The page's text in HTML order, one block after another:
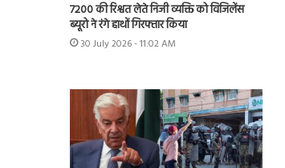
7200 की रिश्वत लेते निजी व्यक्ति को विजिलेंस
ब्यूरो ने रंगे हाथों गिरफ्तार किया
30 July 2026 - 11:02 AM